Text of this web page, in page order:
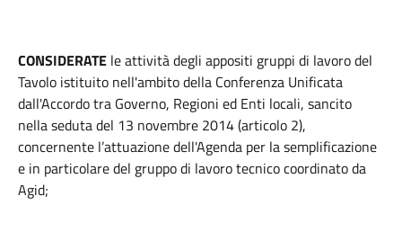
CONSIDERATE le attività degli appositi gruppi di lavoro del
Tavolo istituito nell'ambito della Conferenza Unificata
dall'Accordo tra Governo, Regioni ed Enti locali, sancito
nella seduta del 13 novembre 2014 (articolo 2),
concernente l’attuazione dell'Agenda per la semplificazione
e in particolare del gruppo di lavoro tecnico coordinato da
Agid;